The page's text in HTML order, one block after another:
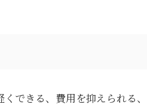
できる、費用を抑えられる